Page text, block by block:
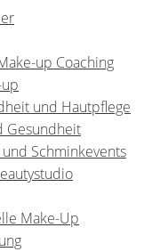
up Coaching
und Hautpflege
Gesundheit
Schminkevents
Make-Up